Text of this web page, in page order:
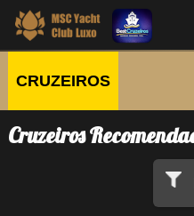
CRUZEIROS
Cruzeiros